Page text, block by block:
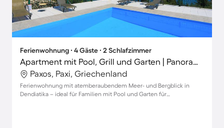
Ferienwohnung ∙ 4 Gäste ∙ 2 Schlafzimmer
Apartment mit Pool, Grill und Garten | Panoramablick
Paxos, Paxi, Griechenland
Ferienwohnung mit atemberaubendem Meer- und Bergblick in
Dendiatika – ideal für Familien mit Pool und Garten für